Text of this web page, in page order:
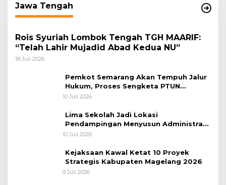
Jawa Tengah
Rois Syuriah Lombok Tengah TGH MAARIF:
“Telah Lahir Mujadid Abad Kedua NU”
18 Juli 2026
Pemkot Semarang Akan Tempuh Jalur
Hukum, Proses Sengketa PTUN
Pemberhentian Direksi PDAM Tirta
10 Juli 2026
Lima Sekolah Jadi Lokasi
Pendampingan Menyusun Administrasi
Pembelajaran Berbasis Lingkungan
10 Juli 2026
Kejaksaan Kawal Ketat 10 Proyek
Strategis Kabupaten Magelang 2026
9 Juli 2026